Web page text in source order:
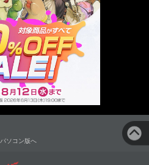
パソコン版へ